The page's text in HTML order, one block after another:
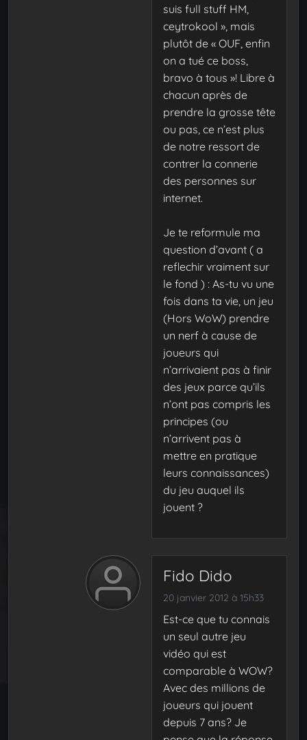
suis full stuff HM,
ceytrokool », mais
plutôt de « OUF, enfin
on a tué ce boss,
bravo à tous »! Libre à
chacun après de
prendre la grosse tête
ou pas, ce n’est plus
de notre ressort de
contrer la connerie
des personnes sur
internet.
Je te reformule ma
question d’avant ( a
reflechir vraiment sur
le fond ) : As-tu vu une
fois dans ta vie, un jeu
(Hors WoW) prendre
un nerf à cause de
joueurs qui
n’arrivaient pas à finir
des jeux parce qu’ils
n’ont pas compris les
principes (ou
n’arrivent pas à
mettre en pratique
leurs connaissances)
du jeu auquel ils
jouent ?
Fido Dido
20 janvier 2012 à 15h33
Est-ce que tu connais
un seul autre jeu
vidéo qui est
comparable à WOW?
Avec des millions de
joueurs qui jouent
depuis 7 ans? Je